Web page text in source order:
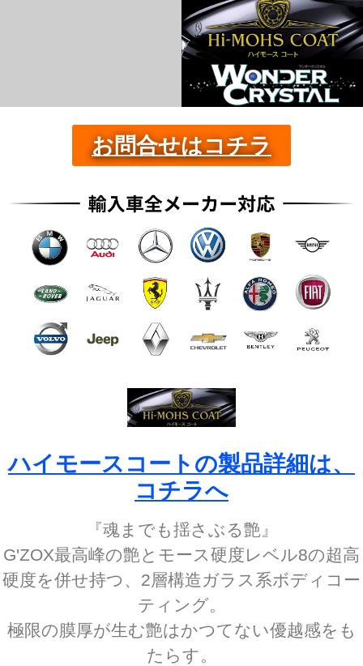
お問合せはコチラ
ハイモースコートの製品詳細は、
コチラへ
『魂までも揺さぶる艶』
G'ZOX最高峰の艶とモース硬度レベル8の超高
硬度を併せ持つ、2層構造ガラス系ボディコー
ティング。
極限の膜厚が生む艶はかつてない優越感をも
たらす。